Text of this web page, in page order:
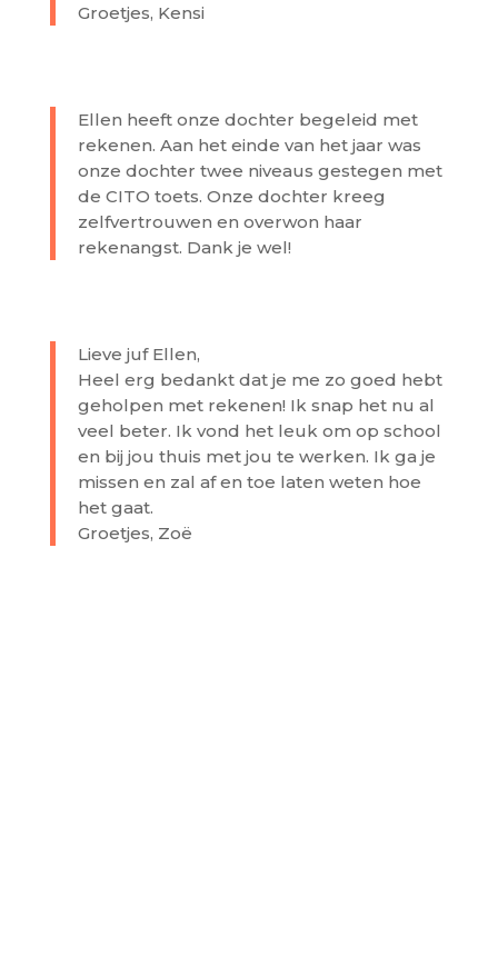
Groetjes, Kensi
Ellen heeft onze dochter begeleid met
rekenen. Aan het einde van het jaar was
onze dochter twee niveaus gestegen met
de CITO toets. Onze dochter kreeg
zelfvertrouwen en overwon haar
rekenangst. Dank je wel!
Lieve juf Ellen,
Heel erg bedankt dat je me zo goed hebt
geholpen met rekenen! Ik snap het nu al
veel beter. Ik vond het leuk om op school
en bij jou thuis met jou te werken. Ik ga je
missen en zal af en toe laten weten hoe
het gaat.
Groetjes, Zoë